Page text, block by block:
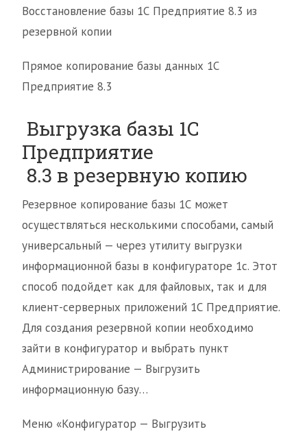
Восстановление базы 1С Предприятие 8.3 из
резервной копии
Прямое копирование базы данных 1С
Предприятие 8.3
Выгрузка базы 1С
Предприятие
8.3 в резервную копию
Резервное копирование базы 1С может
осуществляться несколькими способами, самый
универсальный — через утилиту выгрузки
информационной базы в конфигураторе 1с. Этот
способ подойдет как для файловых, так и для
клиент-серверных приложений 1С Предприятие.
Для создания резервной копии необходимо
зайти в конфигуратор и выбрать пункт
Администрирование — Выгрузить
информационную базу…
Меню «Конфигуратор — Выгрузить